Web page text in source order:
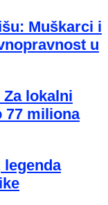
Muškarci i
u
lokalni
77 miliona